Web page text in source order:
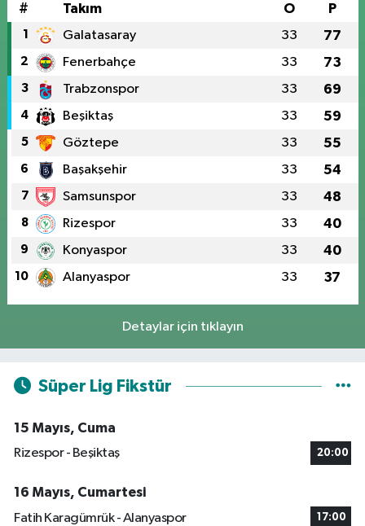
# Takım O P
1 Galatasaray 33 77
2 Fenerbahçe 33 73
3 Trabzonspor 33 69
4 Beşiktaş 33 59
5 Göztepe 33 55
6 Başakşehir 33 54
7 Samsunspor 33 48
8 Rizespor 33 40
9 Konyaspor 33 40
10 Alanyaspor 33 37
Detaylar için tıklayın
Süper Lig Fikstür
15 Mayıs, Cuma
Rizespor - Beşiktaş
20:00
16 Mayıs, Cumartesi
Fatih Karagümrük - Alanyaspor
17:00